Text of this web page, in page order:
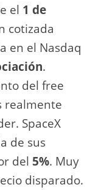
el 1 de
cotizada
en el Nasdaq
.
del free
realmente
SpaceX
de sus
del 5%. Muy
disparado.